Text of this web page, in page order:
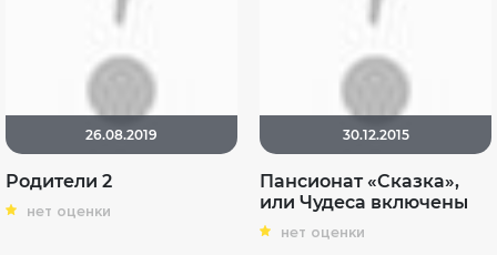
26.08.2019
Родители 2
нет оценки
30.12.2015
Пансионат «Сказка»,
или Чудеса включены
нет оценки